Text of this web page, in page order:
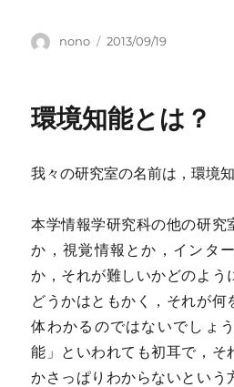
Author
nono
Posted
2013/09/19
環境知能とは？
我々の研究室の名前は，環境
本学情報学研究科の他の研究
か，視覚情報とか，インタ
か，それが難しいかどのよう
どうかはともかく，それが何
体わかるのではないでしょ
能」といわれても初耳で，そ
かさっぱりわからないという